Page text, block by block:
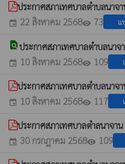
ประกาศสภาเทศบาลตำบลนาจ
event 22 สิงหาคม 2568visibility 73 แ
find_in_pageประกาศสภาเทศบาลตำบลนา
event 10 สิงหาคม 2568visibility 109
ประกาศสภาเทศบาลตำบลนา
event 10 สิงหาคม 2568visibility 117
ประกาศสภาเทศบาลตำลนาจ
event 30 กรกฎาคม 2568visibility 109